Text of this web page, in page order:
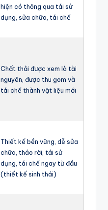
hiện có thông qua tái sử
dụng, sửa chữa, tái chế
Chất thải được xem là tài
nguyên, được thu gom và
tái chế thành vật liệu mới
Thiết kế bền vững, dễ sửa
chữa, tháo rời, tái sử
dụng, tái chế ngay từ đầu
(thiết kế sinh thái)